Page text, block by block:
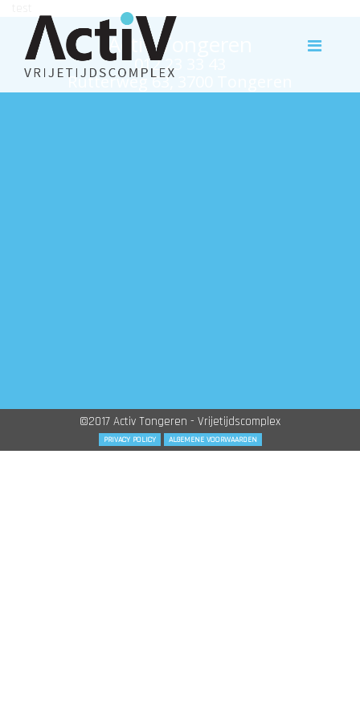
Activ Tongeren
012 23 33 43
Rutterweg 63, 3700 Tongeren
©2017 Activ Tongeren - Vrijetijdscomplex
PRIVACY POLICY ALGEMENE VOORWAARDEN